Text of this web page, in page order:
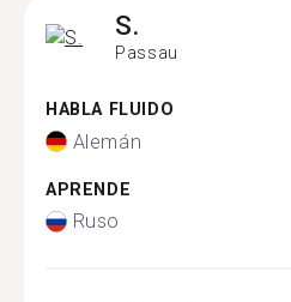
S.
Passau
HABLA FLUIDO
Alemán
APRENDE
Ruso